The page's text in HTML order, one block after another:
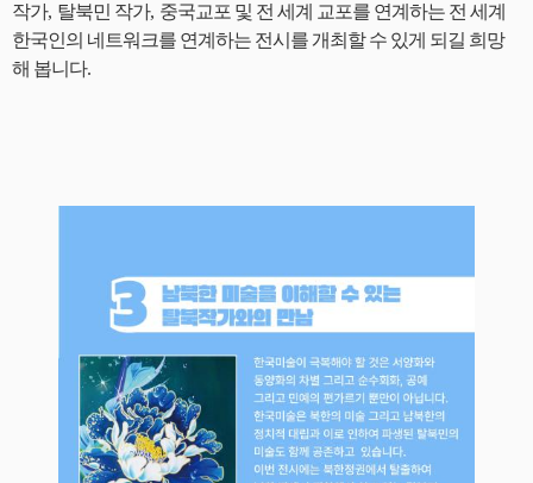
작가, 탈북민 작가, 중국교포 및 전 세계 교포를 연계하는 전 세계
한국인의 네트워크를 연계하는 전시를 개최할 수 있게 되길 희망
해 봅니다.